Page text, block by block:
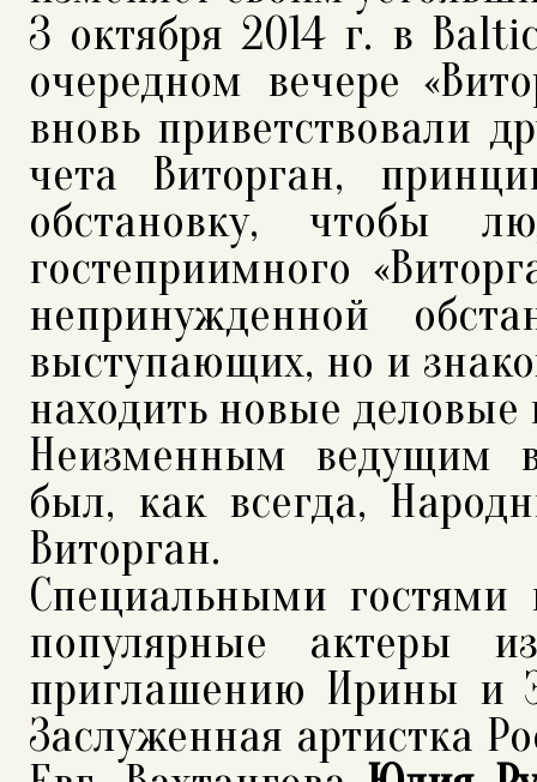
3 октября 2014 г. в
очередном вечере
вновь приветствовали
чета Виторган,
обстановку, чтобы
гостеприимного
непринужденной
выступающих, но и
находить новые
Неизменным ведущим
был, как всегда,
Виторган.
Специальными гостями
популярные актеры
приглашению Ирины и
Заслуженная артистка